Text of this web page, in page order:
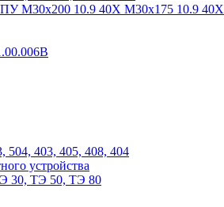
М30х200 10.9 40Х М30х175 10.9 40Х
504, 403, 405, 408, 404
устройства
30, ТЭ 50, ТЭ 80